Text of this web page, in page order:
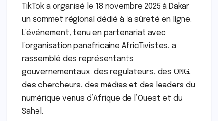
TikTok a organisé le 18 novembre 2025 à Dakar
un sommet régional dédié à la sûreté en ligne.
L’événement, tenu en partenariat avec
l’organisation panafricaine AfricTivistes, a
rassemblé des représentants
gouvernementaux, des régulateurs, des ONG,
des chercheurs, des médias et des leaders du
numérique venus d’Afrique de l’Ouest et du
Sahel.